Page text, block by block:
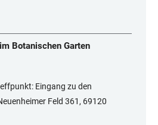
Botanischen Garten
Eingang zu den
Feld 361, 69120